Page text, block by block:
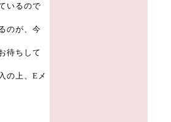
いるので
のが、今
待ちして
の上、Eメ